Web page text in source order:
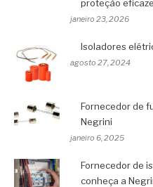
proteção
janeiro 23, 2026
Isoladores
agosto 27, 2024
Fornecedor de
Negrini
janeiro 6, 2025
Fornecedor de
conheça a